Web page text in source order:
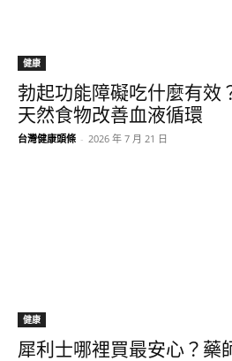
健康
勃起功能障礙吃什麼有效
天然食物改善血液循環
台灣健康頭條 - 2026 年 7 月 21 日
健康
犀利士哪裡買最安心？藥